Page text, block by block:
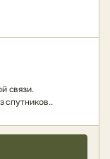
связи.
спутников..